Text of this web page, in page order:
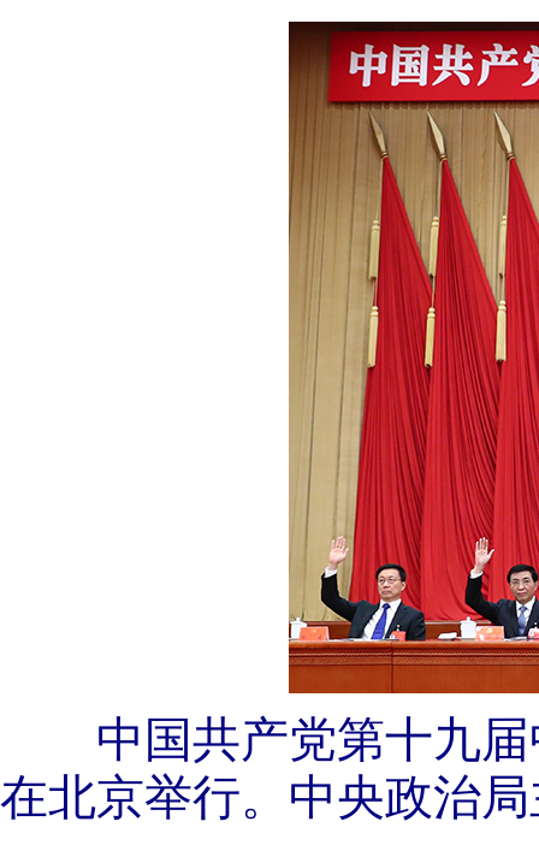
中国共产党第十九届
在北京举行。中央政治